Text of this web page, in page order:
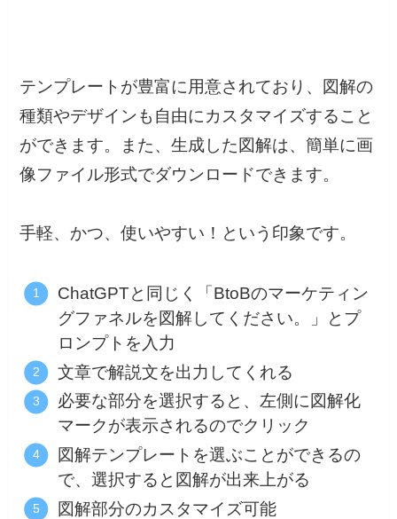
テンプレートが豊富に用意されており、図解の
種類やデザインも自由にカスタマイズすること
ができます。また、生成した図解は、簡単に画
像ファイル形式でダウンロードできます。
手軽、かつ、使いやすい！という印象です。
ChatGPTと同じく「BtoBのマーケティン
グファネルを図解してください。」とプ
ロンプトを入力
文章で解説文を出力してくれる
必要な部分を選択すると、左側に図解化
マークが表示されるのでクリック
図解テンプレートを選ぶことができるの
で、選択すると図解が出来上がる
図解部分のカスタマイズ可能